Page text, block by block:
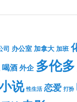
司 办公室 加拿大 加班
喝酒 外企 多伦多
说 性生活 恋爱 打扮